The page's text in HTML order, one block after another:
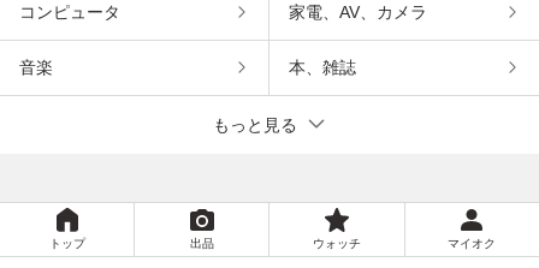
コンピュータ 家電、AV、カメラ
音楽 本、雑誌
もっと見る
トップ 出品 ウォッチ マイオク